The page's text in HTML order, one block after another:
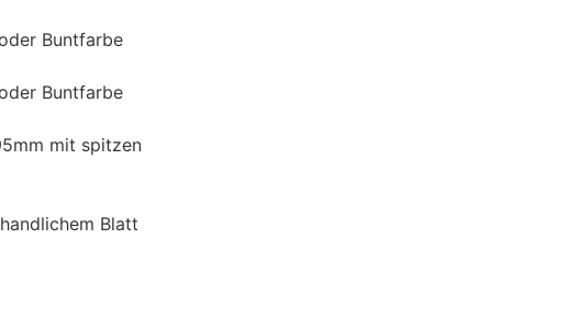
Buntfarbe
Buntfarbe
mit spitzen
Blatt